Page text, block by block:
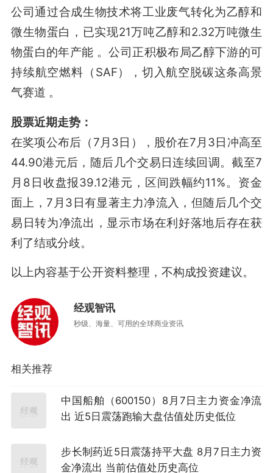
公司通过合成生物技术将工业废气转化为乙醇和
微生物蛋白，已实现21万吨乙醇和2.32万吨微生
物蛋白的年产能 。公司正积极布局乙醇下游的可
持续航空燃料（SAF），切入航空脱碳这条高景
气赛道 。
股票近期走势：
在奖项公布后（7月3日），股价在7月3日冲高至
44.90港元后，随后几个交易日连续回调。截至7
月8日收盘报39.12港元，区间跌幅约11%。资金
面上，7月3日有显著主力净流入，但随后几个交
易日转为净流出，显示市场在利好落地后存在获
利了结或分歧。
以上内容基于公开资料整理，不构成投资建议。
经观智讯
秒级、海量、可用的全球商业资讯
相关推荐
中国船舶（600150）8月7日主力资金净流
出 近5日震荡跑输大盘估值处历史低位
步长制药近5日震荡持平大盘 8月7日主力资
金净流出 当前估值处历史高位